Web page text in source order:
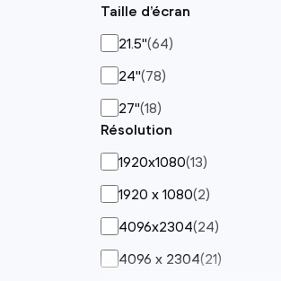
Taille d’écran
21.5"(64)
24"(78)
27"(18)
Résolution
1920x1080(13)
1920 x 1080(2)
4096x2304(24)
4096 x 2304(21)